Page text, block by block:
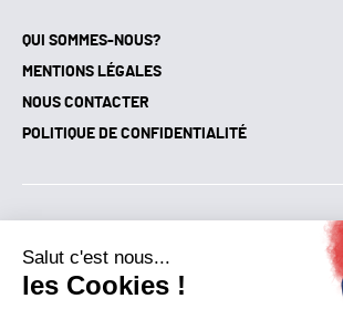
QUI SOMMES-NOUS?
MENTIONS LÉGALES
NOUS CONTACTER
POLITIQUE DE CONFIDENTIALITÉ